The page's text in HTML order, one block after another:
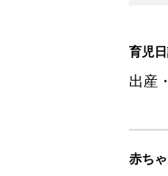
育児
出産
赤ち